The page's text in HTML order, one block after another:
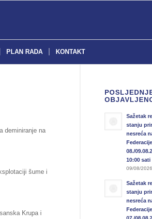
PLAN RADA KONTAKT
deminiranje na
šume i
Krupa i
Sažetak
stanju
nesreća
08./
10:00 sati
09/08/
Sažetak
stanju
nesreća